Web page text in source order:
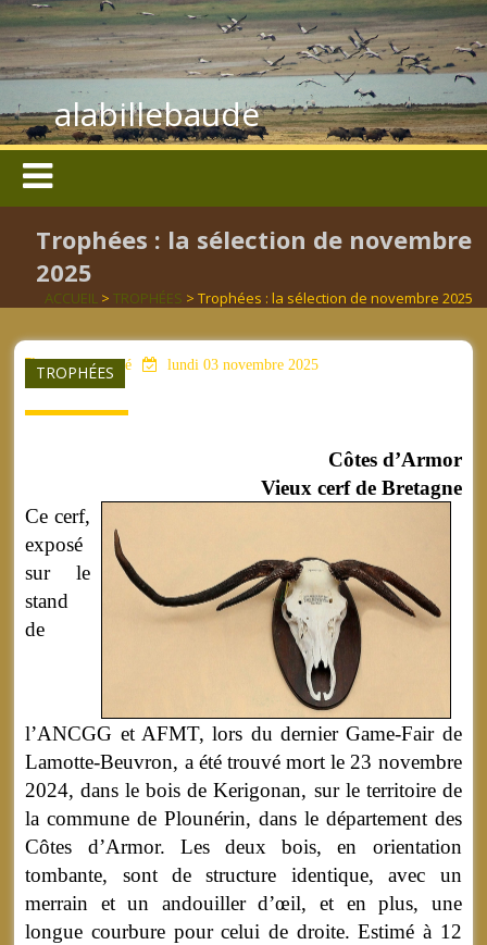
alabillebaude
Trophées : la sélection de novembre
2025
ACCUEIL> TROPHÉES > Trophées : la sélection de novembre 2025
TROPHÉES
aucun mot clé lundi 03 novembre 2025
Côtes d’Armor
Vieux cerf de Bretagne
Ce cerf,
exposé
sur le
stand
de
l’ANCGG et AFMT, lors du dernier Game-Fair de
Lamotte-Beuvron, a été trouvé mort le 23 novembre
2024, dans le bois de Kerigonan, sur le territoire de
la commune de Plounérin, dans le département des
Côtes d’Armor. Les deux bois, en orientation
tombante, sont de structure identique, avec un
merrain et un andouiller d’œil, et en plus, une
longue courbure pour celui de droite. Estimé à 12